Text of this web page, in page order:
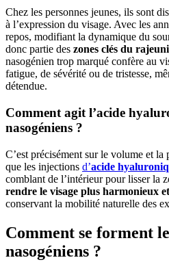
Chez les personnes jeunes, ils sont
à l’expression du visage. Avec les
repos, modifiant la dynamique du
donc partie des zones clés du
nasogénien trop marqué confère au
fatigue, de sévérité ou de tristesse,
détendue.
Comment agit l’acide
nasogéniens ?
C’est précisément sur le volume et la
que les injections d’acide
comblant de l’intérieur pour lisser la
rendre le visage plus harmonieux
conservant la mobilité naturelle des
Comment se forment
nasogéniens ?